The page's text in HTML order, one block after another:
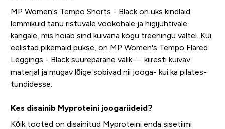
MP Women's Tempo Shorts - Black on üks kindlaid
lemmikuid tänu ristuvale vöökohale ja higijuhtivale
kangale, mis hoiab sind kuivana kogu treeningu vältel. Kui
eelistad pikemaid pükse, on MP Women's Tempo Flared
Leggings - Black suurepärane valik — kiiresti kuivav
materjal ja mugav lõige sobivad nii jooga- kui ka pilates-
tundidesse.
Kes disainib Myproteini joogariideid?
Kõik tooted on disainitud Myproteini enda sisetiimi